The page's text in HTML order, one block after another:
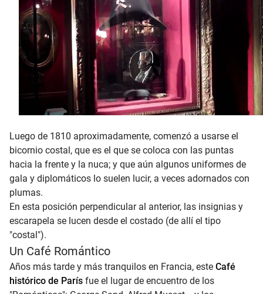
Luego de 1810 aproximadamente, comenzó a usarse el
bicornio costal, que es el que se coloca con las puntas
hacia la frente y la nuca; y que aún algunos uniformes de
gala y diplomáticos lo suelen lucir, a veces adornados con
plumas.
En esta posición perpendicular al anterior, las insignias y
escarapela se lucen desde el costado (de allí el tipo
"costal").
Un Café Romántico
Años más tarde y más tranquilos en Francia, este Café
histórico de París fue el lugar de encuentro de los